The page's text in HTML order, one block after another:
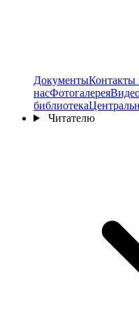
ДокументыКонтакты
насФотогалерея
библиотека
Читателю